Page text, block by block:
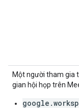
Một người tham gia
gian hội họp trên